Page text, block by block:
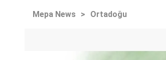
Mepa News > Ortadoğu